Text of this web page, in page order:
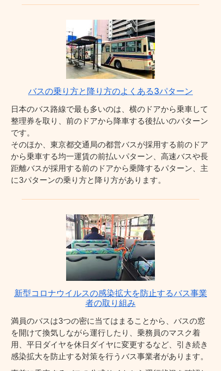
バスの乗り方と降り方のよくある3パターン
日本のバス路線で最も多いのは、横のドアから乗車して
整理券を取り、前のドアから降車する後払いのパターン
です。
そのほか、東京都交通局の都営バスが採用する前のドア
から乗車する均一運賃の前払いパターン、高速バスや長
距離バスが採用する前のドアから乗降するパターン、主
に3パターンの乗り方と降り方があります。
新型コロナウイルスの感染拡大を防止するバス事業
者の取り組み
満員のバスは3つの密に当てはまることから、バスの窓
を開けて換気しながら運行したり、乗務員のマスク着
用、平日ダイヤを休日ダイヤに変更するなど、引き続き
感染拡大を防止する対策を行うバス事業者があります。